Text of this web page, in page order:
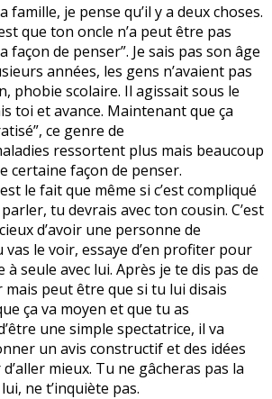
famille, je pense qu’il y a deux choses.
que ton oncle n’a peut être pas
façon de penser”. Je sais pas son âge
années, les gens n’avaient pas
phobie scolaire. Il agissait sous le
toi et avance. Maintenant que ça
ce genre de
ressortent plus mais beaucoup
certaine façon de penser.
le fait que même si c’est compliqué
tu devrais avec ton cousin. C’est
d’avoir une personne de
vas le voir, essaye d’en profiter pour
à seule avec lui. Après je te dis pas de
peut être que si tu lui disais
ça va moyen et que tu as
une simple spectatrice, il va
un avis constructif et des idées
mieux. Tu ne gâcheras pas la
ne t’inquiète pas.